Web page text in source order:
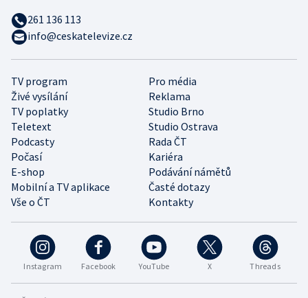
Instagram Facebook YouTube X Threads
TV program
Pro média
Živé vysílání
Reklama
TV poplatky
Studio Brno
Teletext
Studio Ostrava
Podcasty
Rada ČT
Počasí
Kariéra
E-shop
Podávání námětů
Mobilní a TV aplikace
Časté dotazy
Vše o ČT
Kontakty
261 136 113
info@ceskatelevize.cz